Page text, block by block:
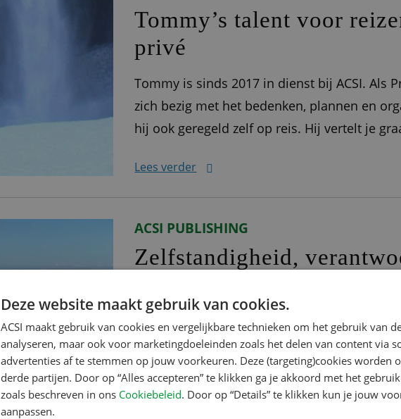
Tommy’s talent voor
privé
Tommy is sinds 2017 in dienst bij ACSI. Als
zich bezig met het bedenken, plannen en
hij ook geregeld zelf op reis. Hij vertelt je
organiseren groepsreizen
Lees verder
ACSI PUBLISHING
Zelfstandigheid,
Linsey kwam als 19-jarige stagiair bij ACSI
liefst 10 jaar in dienst is. Nog steeds met
vertelt graag iets meer over haar rol als
Werken op de Finance afdeling ‘Ik ben op
Deze website maakt gebruik van cookies.
ACSI maakt gebruik van cookies en vergelijkbare technieken om het gebruik van
analyseren, maar ook voor marketingdoeleinden zoals het delen van content via
advertenties af te stemmen op jouw voorkeuren. Deze (targeting)cookies worden
derde partijen. Door op “Alles accepteren” te klikken ga je akkoord met het
zoals beschreven in ons Cookiebeleid. Door op “Details” te klikken kun je jouw
aanpassen.